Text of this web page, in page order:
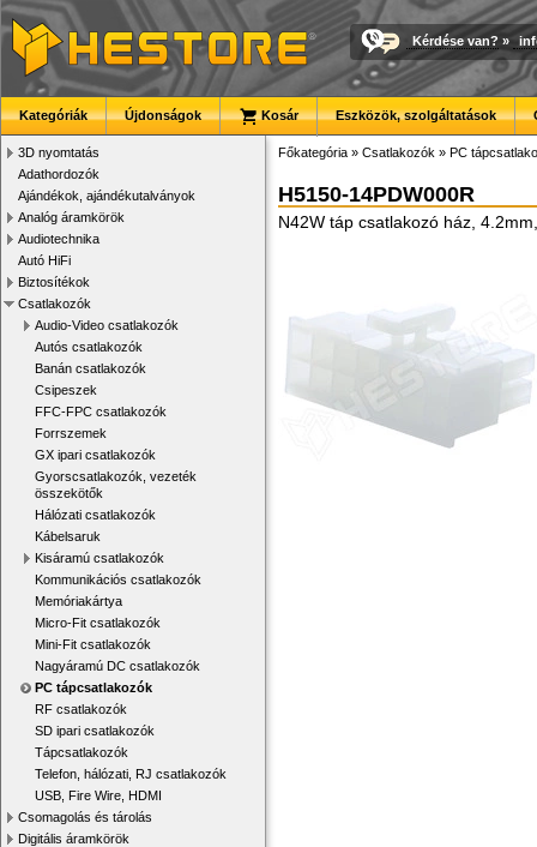
Kérdése van? »
Kategóriák Újdonságok Kosár Eszközök, szolgáltatások
3D nyomtatás
Adathordozók
Ajándékok, ajándékutalványok
Analóg áramkörök
Audiotechnika
Autó HiFi
Biztosítékok
Csatlakozók
Audio-Video csatlakozók
Autós csatlakozók
Banán csatlakozók
Csipeszek
FFC-FPC csatlakozók
Forrszemek
GX ipari csatlakozók
Gyorscsatlakozók, vezeték
összekötők
Hálózati csatlakozók
Kábelsaruk
Kisáramú csatlakozók
Kommunikációs csatlakozók
Memóriakártya
Micro-Fit csatlakozók
Mini-Fit csatlakozók
Nagyáramú DC csatlakozók
PC tápcsatlakozók
RF csatlakozók
SD ipari csatlakozók
Tápcsatlakozók
Telefon, hálózati, RJ csatlakozók
USB, Fire Wire, HDMI
Csomagolás és tárolás
Digitális áramkörök
Főkategória » Csatlakozók » PC
H5150-14PDW000R
N42W táp csatlakozó ház,